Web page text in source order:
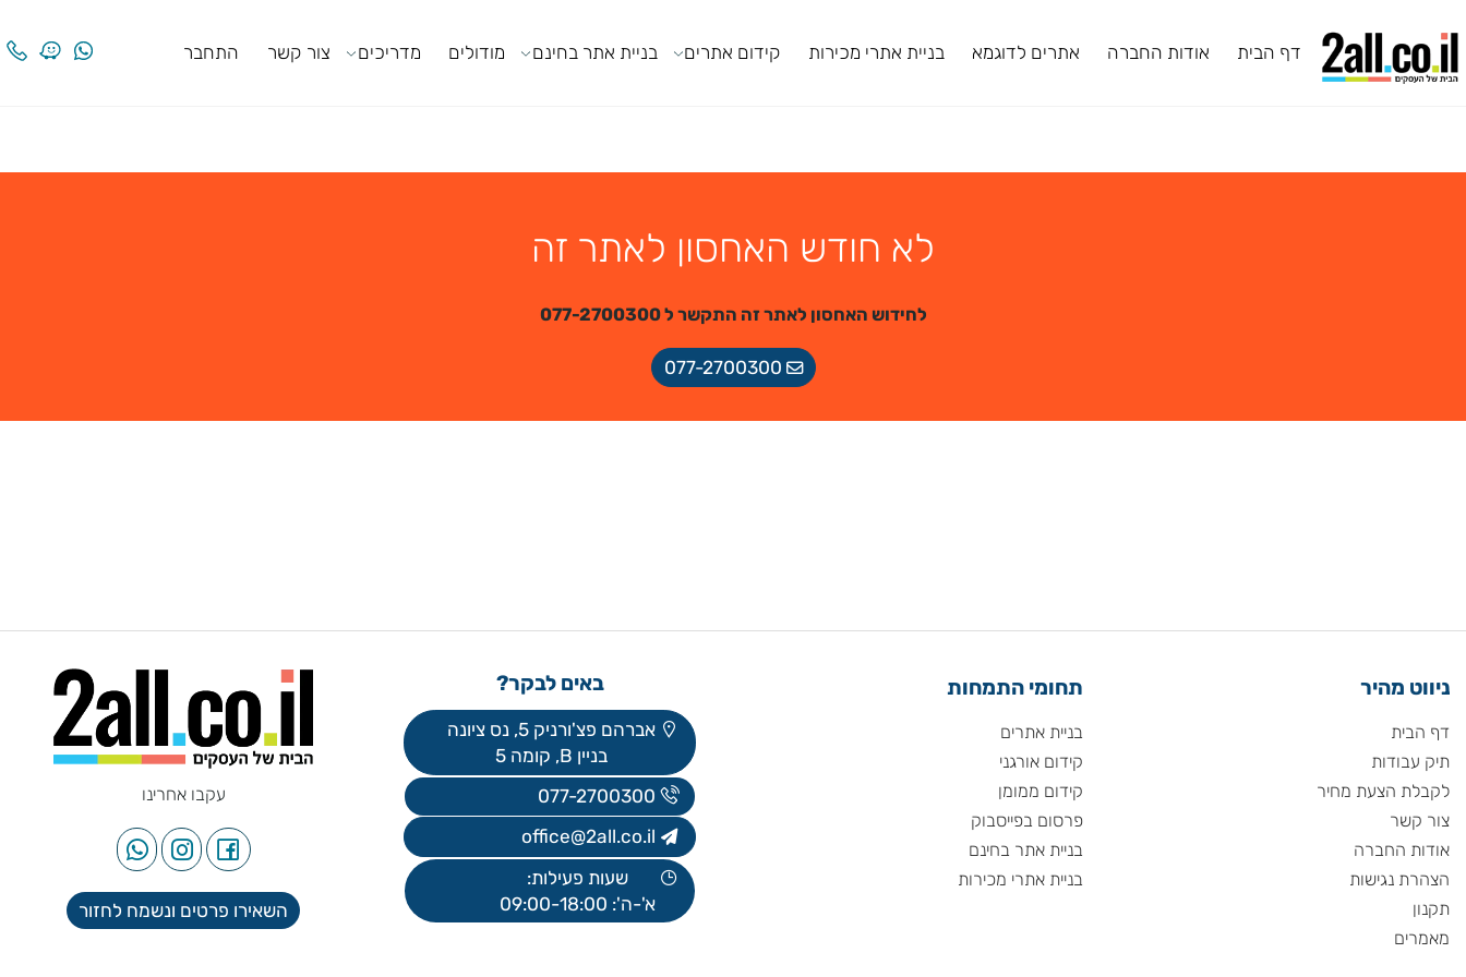
דף הבית אודות החברה אתרים לדוגמא בניית אתרי מכירות קידום אתרים בניית אתר בחינם מודולים מדריכים צור קשר התחבר
לא חודש האחסון לאתר זה
לחידוש האחסון לאתר זה התקשר ל 077-2700300
077-2700300
הצעת מחיר
החברה
בניית אתרים
קידום אורגני
קידום ממומן
פרסום בפייסבוק
בניית אתר בחינם
באים לבקר?
אברהם פצ'ורניק 5, נס ציונה
בניין B, קומה 5
077-2700300
office@2all.co.il
שעות פעילות:
עקבו אחרינו